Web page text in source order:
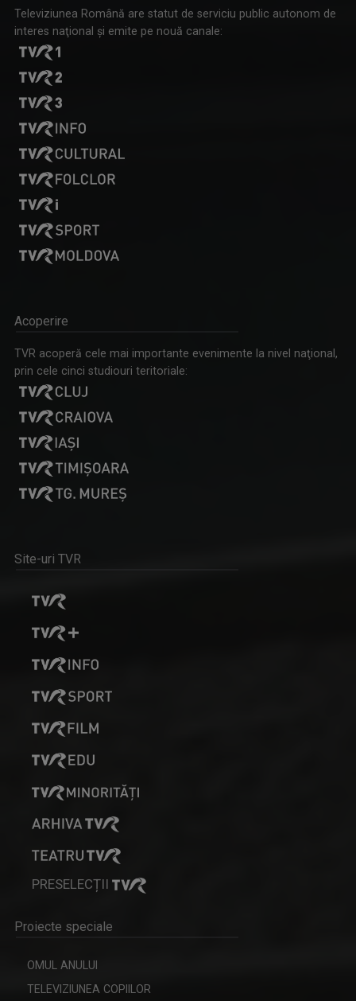
Televiziunea Română are statut de serviciu public autonom de
interes naţional şi emite pe nouă canale:
Acoperire
TVR acoperă cele mai importante evenimente la nivel naţional,
prin cele cinci studiouri teritoriale:
Site-uri TVR
PRESELECȚII
Proiecte speciale
OMUL ANULUI
TELEVIZIUNEA COPIILOR